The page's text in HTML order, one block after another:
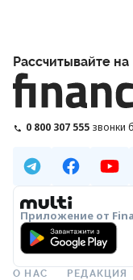
Рассчитывайте на
0 800 307 555 звонки
Приложение от
О НАС РЕДАКЦИЯ